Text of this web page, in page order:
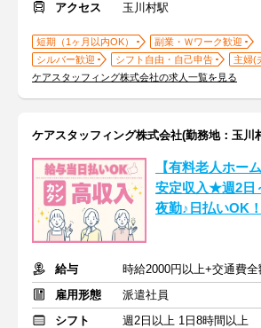
アクセス
玉川村駅
短期（1ヶ月以内OK）
副業・Ｗワーク歓迎
シルバー歓迎
シフト自由・自己申告
主婦(
ケアスタッフィング株式会社の求人一覧を見る
ケアスタッフィング株式会社(勤務地：玉川
【有料老人ホー
安定収入★週2日
夜勤♪日払いOK！
給与
時給2000円以上+交通費
雇用形態
派遣社員
シフト
週2日以上 1日8時間以上